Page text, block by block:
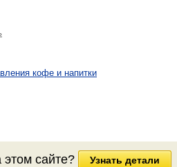
кофе и напитки
этом сайте? Узнать детали